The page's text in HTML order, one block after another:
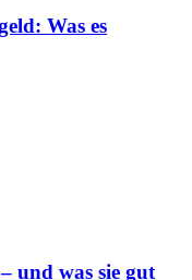
Was es
und was sie gut